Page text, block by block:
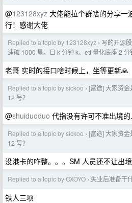
@123128xyz 大佬能拉个群啥的分享一
行！感谢大佬
Replied to a topic by 123128xyz › 写的开源
速破 1000 星。日 k 分钟 k、etf 量化底座 2
老哥 实时的接口啥时候上，坐等更新🙏
Replied to a topic by sickoo › [富途] 大家资
12 号？
@shuiduoduo 代指没有许可不准出境的
Replied to a topic by sickoo › [富途] 大家资
12 号？
没港卡的咋整。。。SM 人员还不让出境
Replied to a topic by OXOYO › 失业后准备干
铁人三项